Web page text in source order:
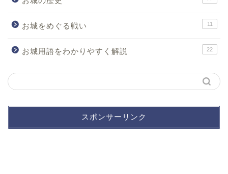
お城をめぐる戦い 11
お城用語をわかりやすく解説 22
スポンサーリンク